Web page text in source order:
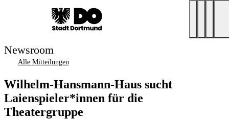
Newsroom
Alle Mitteilungen
Wilhelm-Hansmann-Haus sucht
Laienspieler*innen für die
Theatergruppe